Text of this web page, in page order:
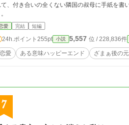
付き合いの全くない隣国の叔母に手紙を書いたのだが。 頼んだ方と頼まれた方の認識のズレが不幸
愛 完結 短編
24h.ポイント 255pt 小説 5,557 位 / 228,836件
恋愛 ある意味ハッピーエンド ざまぁ後の
7